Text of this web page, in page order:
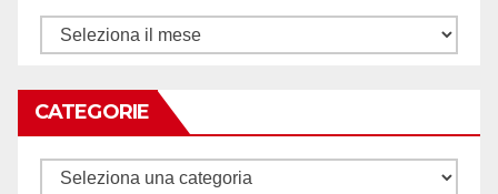
Archivi
CATEGORIE
Categorie